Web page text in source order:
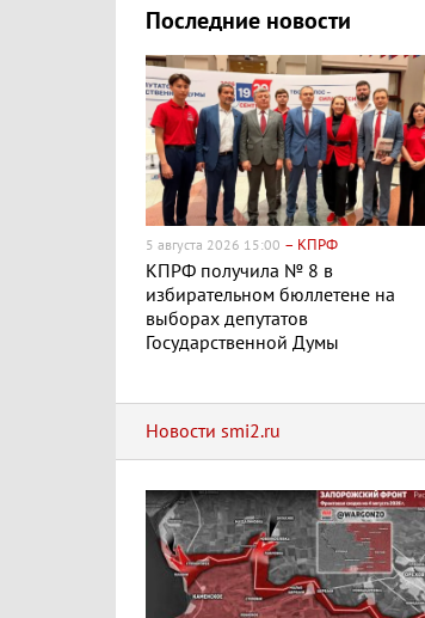
Последние новости
5 августа 2026 15:00 – КПРФ
КПРФ получила № 8 в
избирательном бюллетене на
выборах депутатов
Государственной Думы
Новости smi2.ru